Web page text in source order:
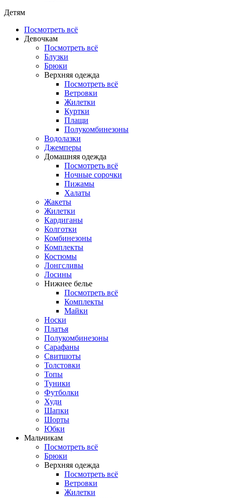
Детям
Посмотреть всё
Девочкам
Посмотреть всё
Блузки
Брюки
Верхняя одежда
Посмотреть всё
Ветровки
Жилетки
Куртки
Плащи
Полукомбинезоны
Водолазки
Джемперы
Домашняя одежда
Посмотреть всё
Ночные сорочки
Пижамы
Халаты
Жакеты
Жилетки
Кардиганы
Колготки
Комбинезоны
Комплекты
Костюмы
Лонгсливы
Лосины
Нижнее белье
Посмотреть всё
Комплекты
Майки
Носки
Платья
Полукомбинезоны
Сарафаны
Свитшоты
Толстовки
Топы
Туники
Футболки
Худи
Шапки
Шорты
Юбки
Мальчикам
Посмотреть всё
Брюки
Верхняя одежда
Посмотреть всё
Ветровки
Жилетки